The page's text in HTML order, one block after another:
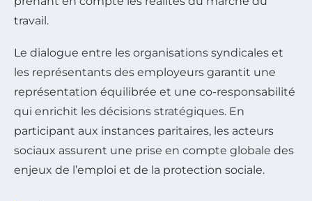
travail.
Le dialogue entre les organisations syndicales et
les représentants des employeurs garantit une
représentation équilibrée et une co-responsabilité
qui enrichit les décisions stratégiques. En
participant aux instances paritaires, les acteurs
sociaux assurent une prise en compte globale des
enjeux de l’emploi et de la protection sociale.